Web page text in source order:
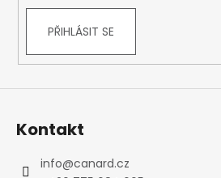
PŘIHLÁSIT SE
Kontakt
info@canard.cz